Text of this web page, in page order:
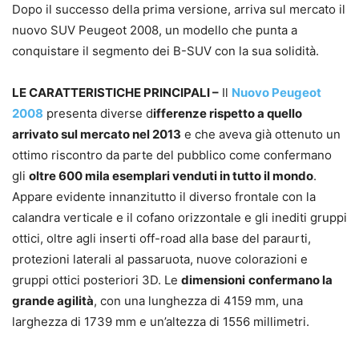
Dopo il successo della prima versione, arriva sul mercato il
nuovo SUV Peugeot 2008, un modello che punta a
conquistare il segmento dei B-SUV con la sua solidità.
LE CARATTERISTICHE PRINCIPALI – Il Nuovo Peugeot
2008 presenta diverse differenze rispetto a quello
arrivato sul mercato nel 2013 e che aveva già ottenuto un
ottimo riscontro da parte del pubblico come confermano
gli oltre 600 mila esemplari venduti in tutto il mondo.
Appare evidente innanzitutto il diverso frontale con la
calandra verticale e il cofano orizzontale e gli inediti gruppi
ottici, oltre agli inserti off-road alla base del paraurti,
protezioni laterali al passaruota, nuove colorazioni e
gruppi ottici posteriori 3D. Le dimensioni confermano la
grande agilità, con una lunghezza di 4159 mm, una
larghezza di 1739 mm e un’altezza di 1556 millimetri.